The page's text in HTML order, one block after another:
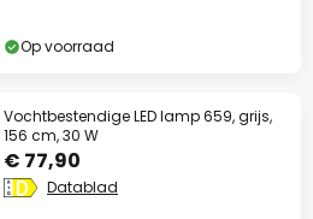
Op voorraad
Vochtbestendige LED lamp 659, grijs,
156 cm, 30 W
€ 77,90
Datablad